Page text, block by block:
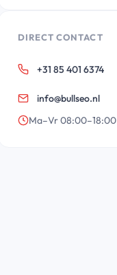
DIRECT CONTACT
+31 85 401 6374
info@bullseo.nl
Ma–Vr 08:00–18:00